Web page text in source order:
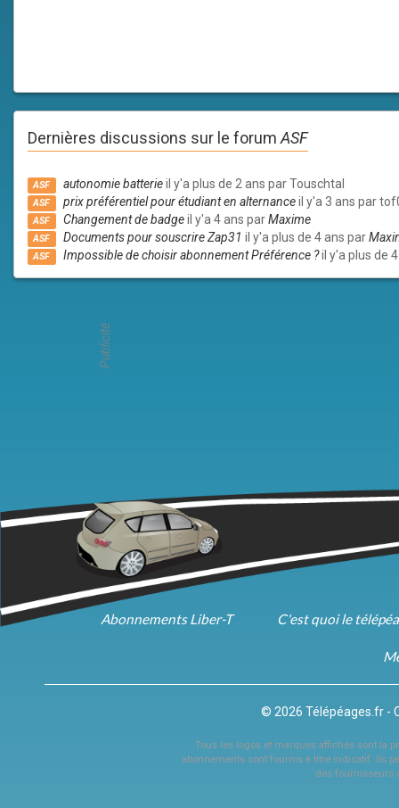
Dernières discussions sur le forum ASF
ASF autonomie batterie il y'a plus de 2 ans par Touschtal
ASF prix préférentiel pour étudiant en alternanceil y'a 3 ans par
ASF Changement de badge il y'a 4 ans parMaxime
ASF Documents pour souscrire Zap31 il y'a plus de 4 ans par
ASF Impossible de choisir abonnement Préférence ? il y'a plus de
Publicité
Abonnements Liber-T C'est quoi le
© 2026 Télépéages.fr -
Tous les logos et marques affichés sont la
abonnements sont fournis à titre indicatif. Ils
des fournisseurs